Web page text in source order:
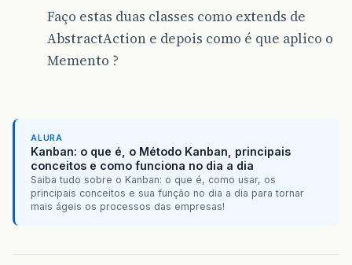
Faço estas duas classes como extends de
AbstractAction e depois como é que aplico o
Memento ?
ALURA
Kanban: o que é, o Método Kanban, principais
conceitos e como funciona no dia a dia
Saiba tudo sobre o Kanban: o que é, como usar, os
principais conceitos e sua função no dia a dia para tornar
mais ágeis os processos das empresas!